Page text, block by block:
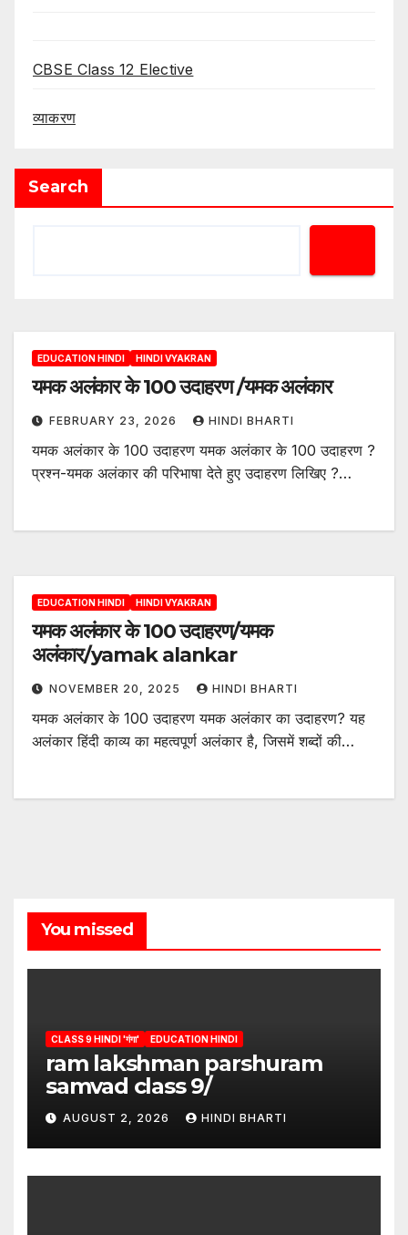
CBSE Class 12 Elective
व्याकरण
Search
EDUCATION HINDI HINDI VYAKRAN
यमक अलंकार के 100 उदाहरण /यमक अलंकार
FEBRUARY 23, 2026 HINDI BHARTI
यमक अलंकार के 100 उदाहरण यमक अलंकार के 100 उदाहरण ?
प्रश्न-यमक अलंकार की परिभाषा देते हुए उदाहरण लिखिए ?…
EDUCATION HINDI HINDI VYAKRAN
यमक अलंकार के 100 उदाहरण/यमक
अलंकार/yamak alankar
NOVEMBER 20, 2025 HINDI BHARTI
यमक अलंकार के 100 उदाहरण यमक अलंकार का उदाहरण? यह
अलंकार हिंदी काव्य का महत्वपूर्ण अलंकार है, जिसमें शब्दों की…
You missed
CLASS 9 HINDI 'गंगा' EDUCATION HINDI
ram lakshman parshuram
samvad class 9/
AUGUST 2, 2026 HINDI BHARTI